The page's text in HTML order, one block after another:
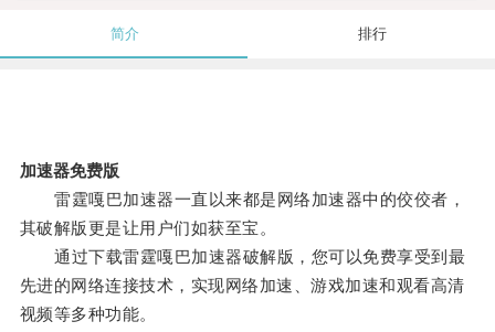
简介 排行
加速器免费版
雷霆嘎巴加速器一直以来都是网络加速器中的佼佼者，
其破解版更是让用户们如获至宝。
通过下载雷霆嘎巴加速器破解版，您可以免费享受到最
先进的网络连接技术，实现网络加速、游戏加速和观看高清
视频等多种功能。